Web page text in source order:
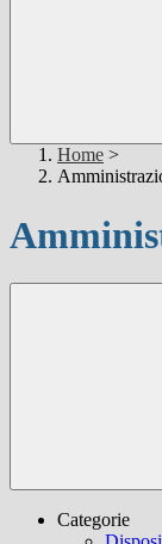
Home >
Categorie